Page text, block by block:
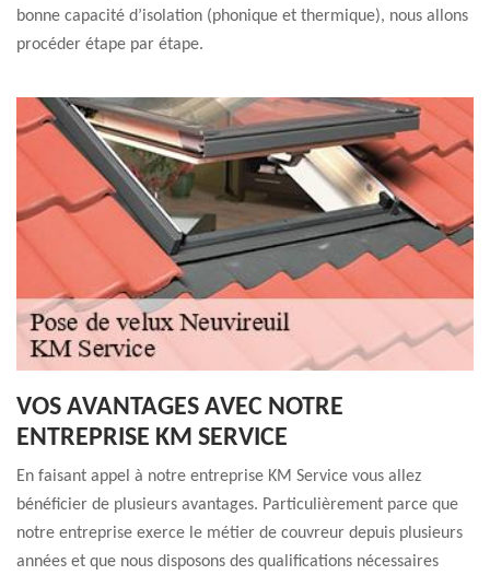
bonne capacité d’isolation (phonique et thermique), nous allons
procéder étape par étape.
VOS AVANTAGES AVEC NOTRE
ENTREPRISE KM SERVICE
En faisant appel à notre entreprise KM Service vous allez
bénéficier de plusieurs avantages. Particulièrement parce que
notre entreprise exerce le métier de couvreur depuis plusieurs
années et que nous disposons des qualifications nécessaires